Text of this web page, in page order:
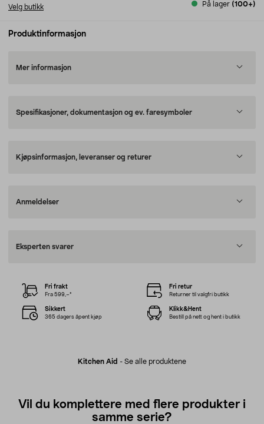
Velg butikk På lager (100+)
Produktinformasjon
Mer informasjon
Spesifikasjoner, dokumentasjon og ev. faresymboler
Kjøpsinformasjon, leveranser og returer
Anmeldelser
Eksperten svarer
Kitchen Aid - Se alle produktene
Fri frakt
Fra 599,–*
Fri retur
Returner til valgfri butikk
Sikkert
365 dagers åpent kjøp
Klikk&Hent
Bestill på nett og hent i butikk
Vil du komplettere med flere produkter i
samme serie?